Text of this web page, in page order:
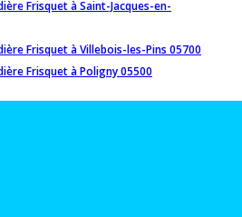
Frisquet à Saint-Jacques-en-
Frisquet à Villebois-les-Pins 05700
Frisquet à Poligny 05500